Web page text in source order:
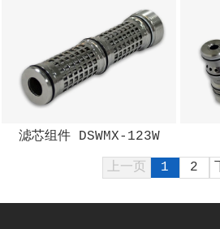
滤芯组件 DSWMX-123W
上一页 1 2